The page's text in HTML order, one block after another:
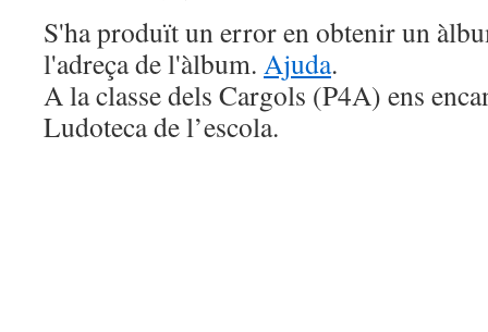
S'ha produït un error en obtenir un
l'adreça de l'àlbum. Ajuda.
A la classe dels Cargols (P4A) ens
Ludoteca de l’escola.